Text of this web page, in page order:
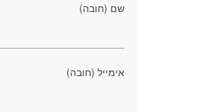
שם (חובה)
אימייל (חובה)